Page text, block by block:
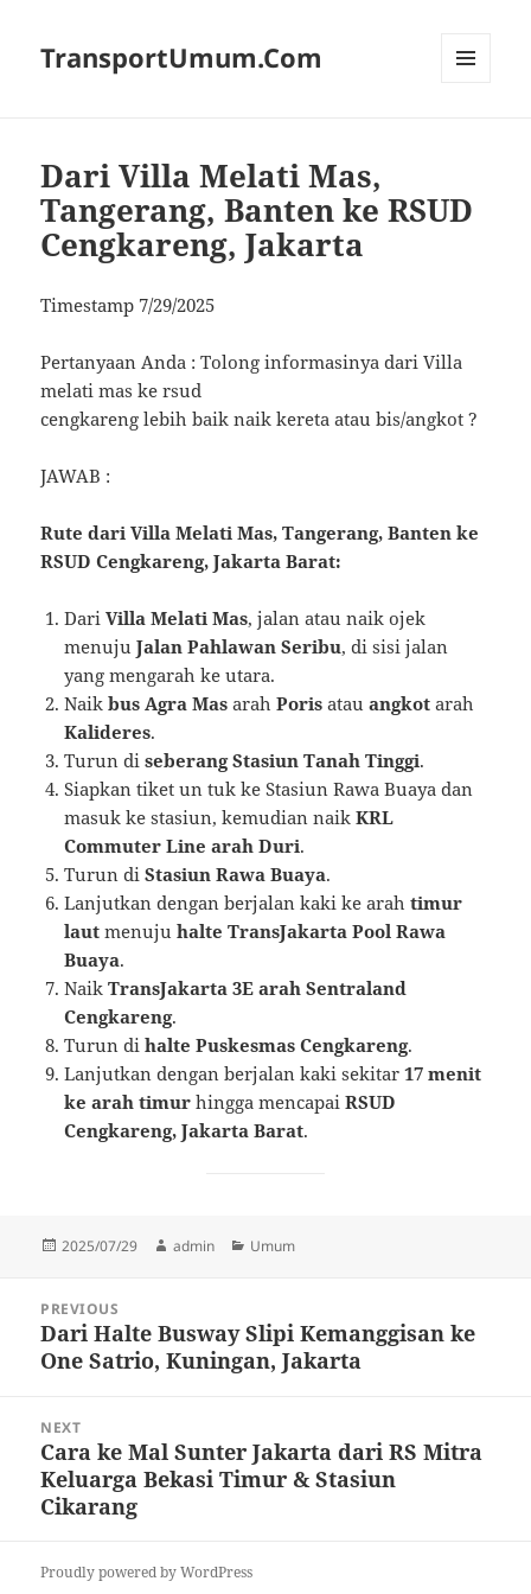
TransportUmum.Com
Dari Villa Melati Mas,
Tangerang, Banten ke RSUD
Cengkareng, Jakarta
Timestamp 7/29/2025
Pertanyaan Anda : Tolong informasinya dari Villa
melati mas ke rsud
cengkareng lebih baik naik kereta atau bis/angkot ?
JAWAB :
Rute dari Villa Melati Mas, Tangerang, Banten ke
RSUD Cengkareng, Jakarta Barat:
DariVilla Melati Mas, jalan atau naik ojek
menujuJalan Pahlawan Seribu, di sisi jalan
yang mengarah ke utara.
Naikbus Agra Mas arahPoris atauangkot arah
Kalideres.
Turun diseberang Stasiun Tanah Tinggi.
Siapkan tiket un tuk ke Stasiun Rawa Buaya dan
masuk ke stasiun, kemudian naikKRL
Commuter Line arah Duri.
Turun diStasiun Rawa Buaya.
Lanjutkan dengan berjalan kaki ke arahtimur
laut menujuhalte TransJakarta Pool Rawa
Buaya.
NaikTransJakarta 3E arah Sentraland
Cengkareng.
Turun dihalte Puskesmas Cengkareng.
Lanjutkan dengan berjalan kaki sekitar17 menit
ke arah timur hingga mencapaiRSUD
Cengkareng, Jakarta Barat.
Posted
2025/07/29 Author
admin Categories
Umum
navigation
PREVIOUS
Previous
post:
Dari Halte Busway Slipi Kemanggisan ke
One Satrio, Kuningan, Jakarta
NEXT
Next
post:
Cara ke Mal Sunter Jakarta dari RS Mitra
Keluarga Bekasi Timur & Stasiun
Cikarang
Proudly powered by WordPress